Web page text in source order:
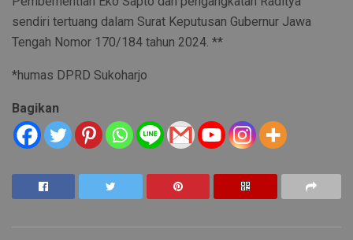
sendiri tertuang dalam Surat Keputusan Gubernur Jawa
Tengah Nomor 170/184 tahun 2024. **
*humas DPRD Sukoharjo
Bagikan